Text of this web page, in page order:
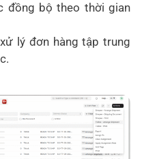
đồng bộ theo thời gian
lý đơn hàng tập trung